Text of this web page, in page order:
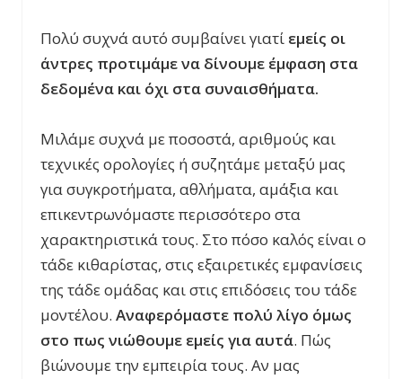
Πολύ συχνά αυτό συμβαίνει γιατί εμείς οι
άντρες προτιμάμε να δίνουμε έμφαση στα
δεδομένα και όχι στα συναισθήματα.
Μιλάμε συχνά με ποσοστά, αριθμούς και
τεχνικές ορολογίες ή συζητάμε μεταξύ μας
για συγκροτήματα, αθλήματα, αμάξια και
επικεντρωνόμαστε περισσότερο στα
χαρακτηριστικά τους. Στο πόσο καλός είναι ο
τάδε κιθαρίστας, στις εξαιρετικές εμφανίσεις
της τάδε ομάδας και στις επιδόσεις του τάδε
μοντέλου. Αναφερόμαστε πολύ λίγο όμως
στο πως νιώθουμε εμείς για αυτά. Πώς
βιώνουμε την εμπειρία τους. Αν μας